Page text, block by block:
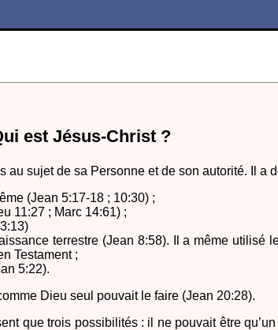
est Jésus-Christ ?
au sujet de sa Personne et de son autorité. Il a
(Jean 5:17-18 ; 10:30) ;
11:27 ; Marc 14:61) ;
terrestre (Jean 8:58). Il a même utilisé
Testament ;
5:22).
Dieu seul pouvait le faire (Jean 20:28).
que trois possibilités : il ne pouvait être